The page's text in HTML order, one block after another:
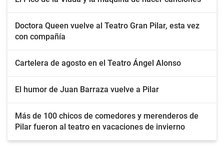
Doctora Queen vuelve al Teatro Gran Pilar, esta vez
con compañía
Cartelera de agosto en el Teatro Ángel Alonso
El humor de Juan Barraza vuelve a Pilar
Más de 100 chicos de comedores y merenderos de
Pilar fueron al teatro en vacaciones de invierno